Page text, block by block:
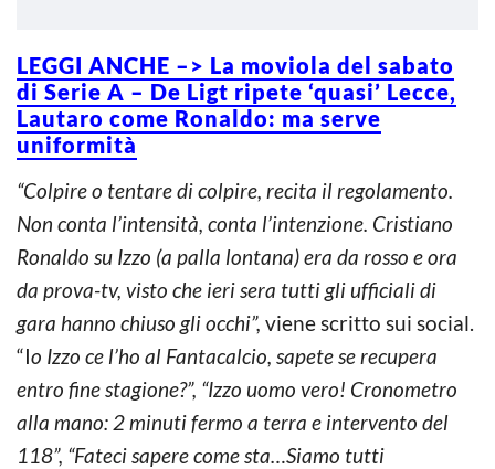
LEGGI ANCHE –> La moviola del sabato
di Serie A – De Ligt ripete ‘quasi’ Lecce,
Lautaro come Ronaldo: ma serve
uniformità
“Colpire o tentare di colpire, recita il regolamento.
Non conta l’intensità, conta l’intenzione. Cristiano
Ronaldo su Izzo (a palla lontana) era da rosso e ora
da prova-tv, visto che ieri sera tutti gli ufficiali di
gara hanno chiuso gli occhi”, viene scritto sui social.
“Io Izzo ce l’ho al Fantacalcio, sapete se recupera
entro fine stagione?”, “Izzo uomo vero! Cronometro
alla mano: 2 minuti fermo a terra e intervento del
118”, “Fateci sapere come sta…Siamo tutti